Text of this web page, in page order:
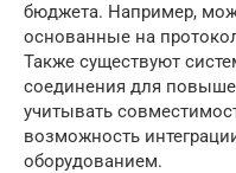
бюджета. Например,
основанные на
Также существуют
соединения для
учитывать
возможность
оборудованием.